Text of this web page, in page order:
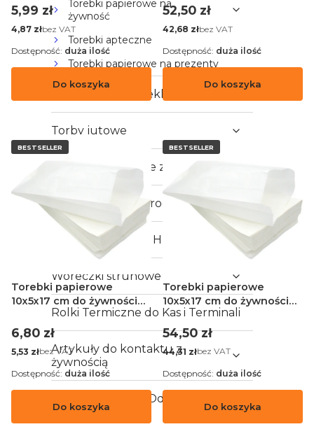
Torebki papierowe na
żywność
Torebki apteczne
Torebki papierowe na prezenty
Torby Foliowe i Reklamówki
Torby jutowe
Torby uniwersalne zakupowe z PP
Torby na Boże Narodzenie
Woreczki Foliowe HDPE
Woreczki strunowe
Rolki Termiczne do Kas i Terminali
Artykuły do kontaktu z
żywnością
Worki na Śmieci i Odpady
Budowlane
Cena
5,99 zł
Cena
4,87 złbez VAT
Do koszyka
Dostępność: duża ilość
Cena
52,50 zł
Cena
42,68 złbez VAT
Do koszyka
Dostępność: duża ilość
BESTSELLER
Torebki papierowe
10x5x17 cm do żywności
białe - 100 sztuk
Cena
6,80 zł
Cena
5,53 złbez VAT
Do koszyka
Dostępność: duża ilość
BESTSELLER
Torebki papierowe
10x5x17 cm do żywności
białe - 1000 sztuk
Cena
54,50 zł
Cena
44,31 złbez VAT
Do koszyka
Dostępność: duża ilość